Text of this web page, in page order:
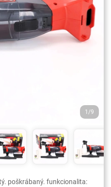
1/9
poškrábaný. funkcionalita: